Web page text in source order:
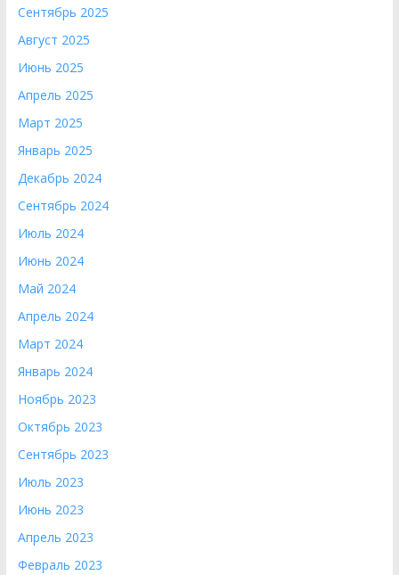
Сентябрь 2025
Август 2025
Июнь 2025
Апрель 2025
Март 2025
Январь 2025
Декабрь 2024
Сентябрь 2024
Июль 2024
Июнь 2024
Май 2024
Апрель 2024
Март 2024
Январь 2024
Ноябрь 2023
Октябрь 2023
Сентябрь 2023
Июль 2023
Июнь 2023
Апрель 2023
Февраль 2023